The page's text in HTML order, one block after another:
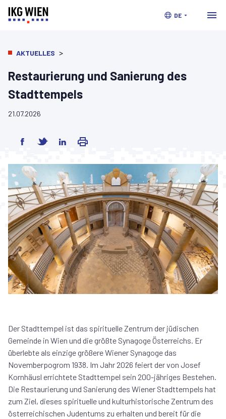
DE
AKTUELLES >
Restaurierung und Sanierung des
Stadttempels
21.07.2026
Der Stadttempel ist das spirituelle Zentrum der jüdischen
Gemeinde in Wien und die größte Synagoge Österreichs. Er
überlebte als einzige größere Wiener Synagoge das
Novemberpogrom 1938. Im Jahr 2026 feiert der von Josef
Kornhäusl errichtete Stadttempel sein 200-jähriges Bestehen.
Die Restaurierung und Sanierung des Wiener Stadttempels hat
zum Ziel, dieses spirituelle und kulturhistorische Zentrum des
österreichischen Judentums zu erhalten und bereit für die